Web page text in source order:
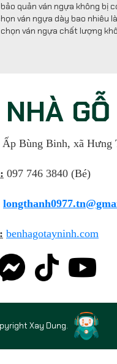
quản ván ngựa không bị
ván ngựa dày bao nhiêu
ván ngựa chất lượng
Ấp Bùng Binh, xã Hưng
097 746 3840 (Bé)
benhagotayninh.com
Xay Dung.